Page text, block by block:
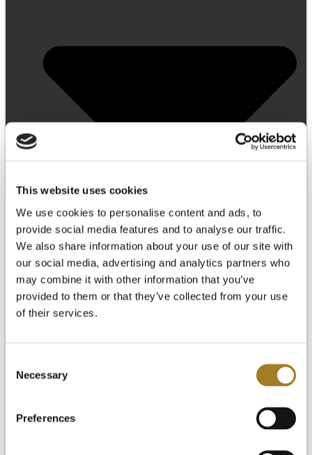
This website uses cookies
We use cookies to personalise content and ads, to
provide social media features and to analyse our traffic.
We also share information about your use of our site with
our social media, advertising and analytics partners who
may combine it with other information that you’ve
provided to them or that they’ve collected from your use
of their services.
Selection
Necessary
Preferences
Kostenlose Testversion